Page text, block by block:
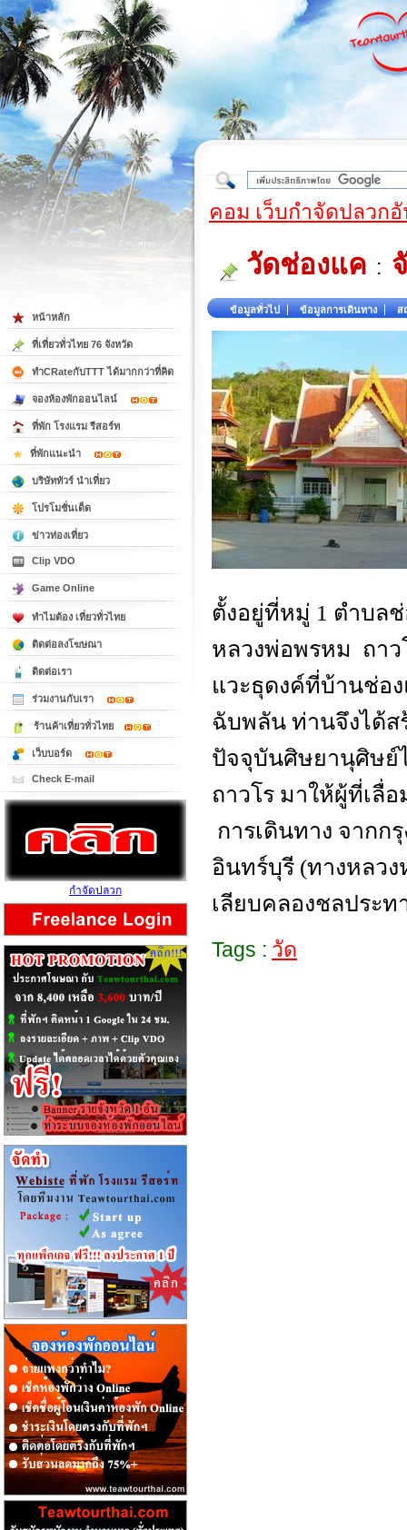
ต้
คอม เว็บกำจัดปลวก
วัดช่องแค :
ข้อมูลทั่วไป ข้อมูลการเดินทาง ส
ตั้งอยู่ที่หมู่ 1 ตำบล
หลวงพ่อพรหม ถาว
แวะธุดงค์ที่บ้านช่อ
ฉับพลัน ท่านจึงได้
ปัจจุบันศิษยานุศิษย์
ถาวโร มาให้ผู้ที่เลื่
การเดินทาง จากก
อินทร์บุรี (ทางหลวง
เลียบคลองชลประท
Tags : วัด
หน้าหลัก
ที่เที่ยวทั่วไทย 76 จังหวัด
ทำCRateกับTTT ได้มากกว่าที่คิด
จองห้องพักออนไลน์
ที่พัก โรงแรม รีสอร์ท
ที่พักแนะนำ
บริษัททัวร์ นำเที่ยว
โปรโมชั่นเด็ด
ข่าวท่องเที่ยว
Clip VDO
Game Online
ทำไมต้อง เที่ยวทั่วไทย
ติดต่อลงโฆษณา
ติดต่อเรา
ร่วมงานกับเรา
ร้านค้าเที่ยวทั่วไทย
เว็บบอร์ด
Check E-mail
กำจัดปลวก